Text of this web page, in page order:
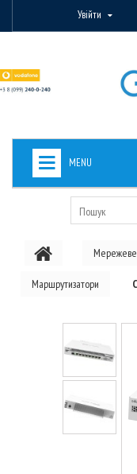
Увійти
MENU
PON ОБЛАДНАННЯ
КАБЕЛЬНА ПРОДУКЦІЯ
МАРШРУТИЗАТОРИ
Маршрутизатори